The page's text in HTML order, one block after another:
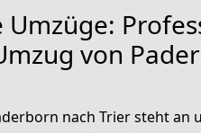
Umzüge:
von
nach Trier steht an